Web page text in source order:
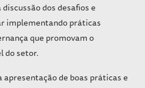
dos desafios e
implementando práticas
que promovam o
do setor.
apresentação de boas práticas e